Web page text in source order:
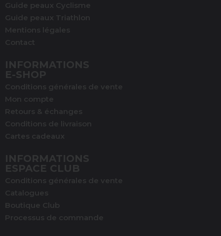
(8 avis)
Guide peaux Cyclisme
Guide peaux Triathlon
Mentions légales
Contact
INFORMATIONS
E-SHOP
Conditions générales de vente
Mon compte
Retours & échanges
Conditions de livraison
Cartes cadeaux
INFORMATIONS
ESPACE CLUB
Conditions générales de vente
Catalogues
Boutique Club
Processus de commande